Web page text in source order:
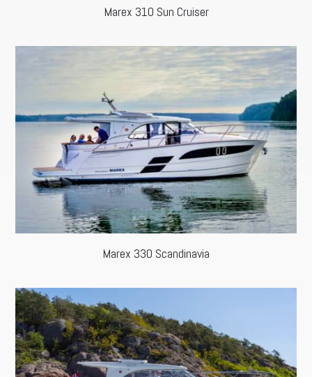
Marex 310 Sun Cruiser
Marex 330 Scandinavia